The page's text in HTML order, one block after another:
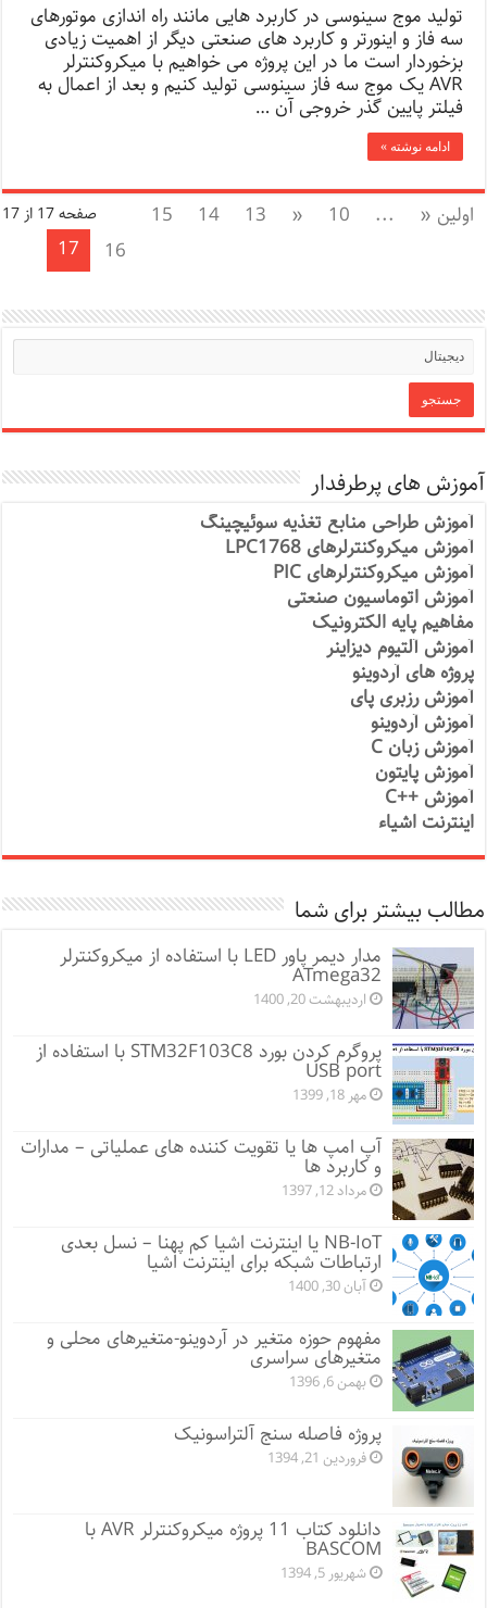
تولید موج سینوسی در کاربرد هایی مانند راه اندازی موتورهای
سه فاز و اینورتر و کاربرد های صنعتی دیگر از اهمیت زیادی
بزخوردار است ما در این پروژه می خواهیم با میکروکنترلر
AVR یک موج سه فاز سینوسی تولید کنیم و بعد از اعمال به
فیلتر پایین گذر خروجی آن …
ادامه نوشته »
صفحه 17 از 17 اولین « ...
10
«
13
14
15
16
17
آموزش های پرطرفدار
آموزش طراحی منابع تغذیه سوئیچینگ
آموزش میکروکنترلرهای LPC1768
آموزش میکروکنترلرهای PIC
آموزش اتوماسیون صنعتی
مفاهیم پایه الکترونیک
آموزش آلتیوم دیزاینر
پروژه های آردوینو
آموزش رزبری پای
آموزش آردوینو
آموزش زبان C
آموزش پایتون
آموزش ++C
اینترنت اشیاء
مطالب بیشتر برای شما
مدار دیمر پاور LED با استفاده از میکروکنترلر
ATmega32
اردیبهشت 20, 1400
پروگرم کردن بورد STM32F103C8 با استفاده از
USB port
مهر 18, 1399
آپ امپ ها یا تقویت کننده های عملیاتی – مدارات
و کاربرد ها
مرداد 12, 1397
NB-IoT یا اینترنت اشیا کم پهنا – نسل بعدی
ارتباطات شبکه برای اینترنت اشیا
آبان 30, 1400
مفهوم حوزه متغیر در آردوینو-متغیرهای محلی و
متغیرهای سراسری
بهمن 6, 1396
پروژه فاصله سنج آلتراسونیک
فروردین 21, 1394
دانلود کتاب 11 پروژه میکروکنترلر AVR با
BASCOM
شهریور 5, 1394